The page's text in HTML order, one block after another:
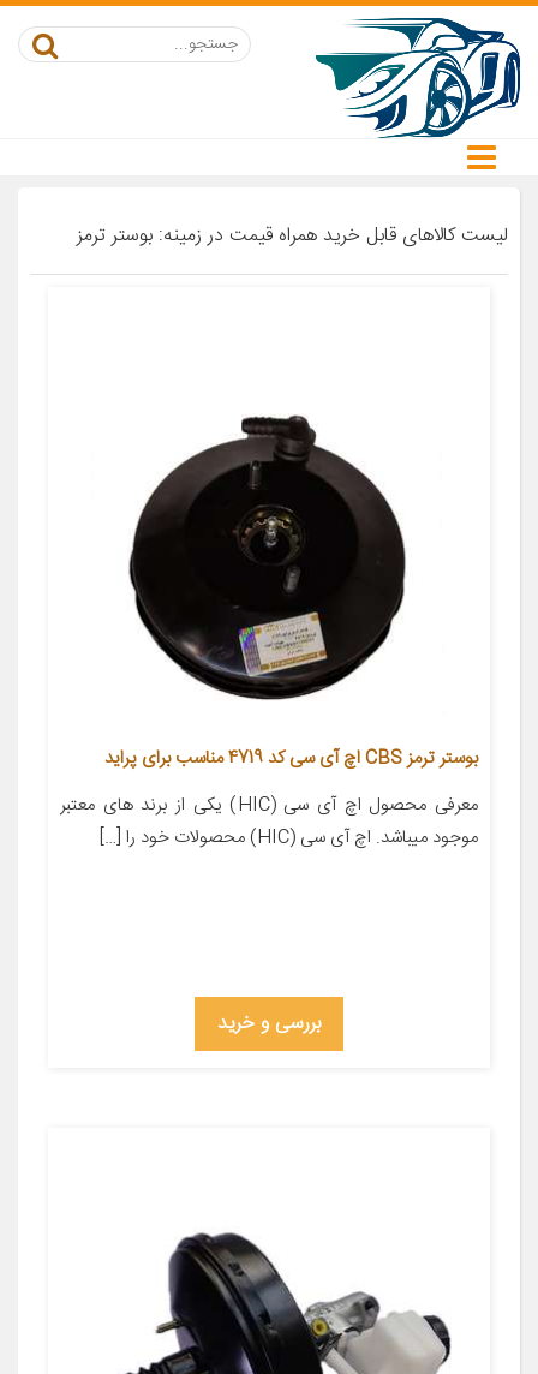
لیست کالاهای قابل خرید همراه قیمت در زمینه: بوستر ترمز
بوستر ترمز CBS اچ آی سی کد 4719 مناسب برای پراید
معرفی محصول اچ آی سی (HIC) یکی از برند های معتبر
موجود میباشد. اچ آی سی (HIC) محصولات خود را […]
بررسی و خرید